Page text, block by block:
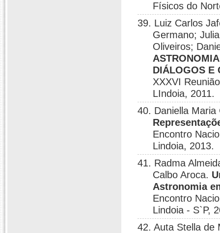
Físicos do
39. Luiz Carlos
Germano;
Oliveiros;
DIÁLOGOS E
XXXVI
LIndoia, 2011.
40. Daniella
Encontro
Lindoia, 2013.
41. Radma
Calbo Aroca.
Astronomia
Encontro
Lindoia - S`P,
42. Auta Stella de